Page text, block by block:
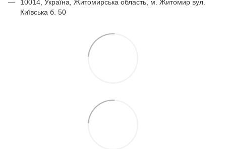
10014, Україна, Житомирська область, м. Житомир вул.
Київська б. 50